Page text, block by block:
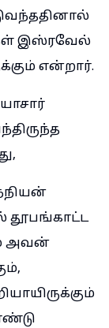
இஸ்ரவேல்
என்றார்.
தூபங்காட்ட
அவன்